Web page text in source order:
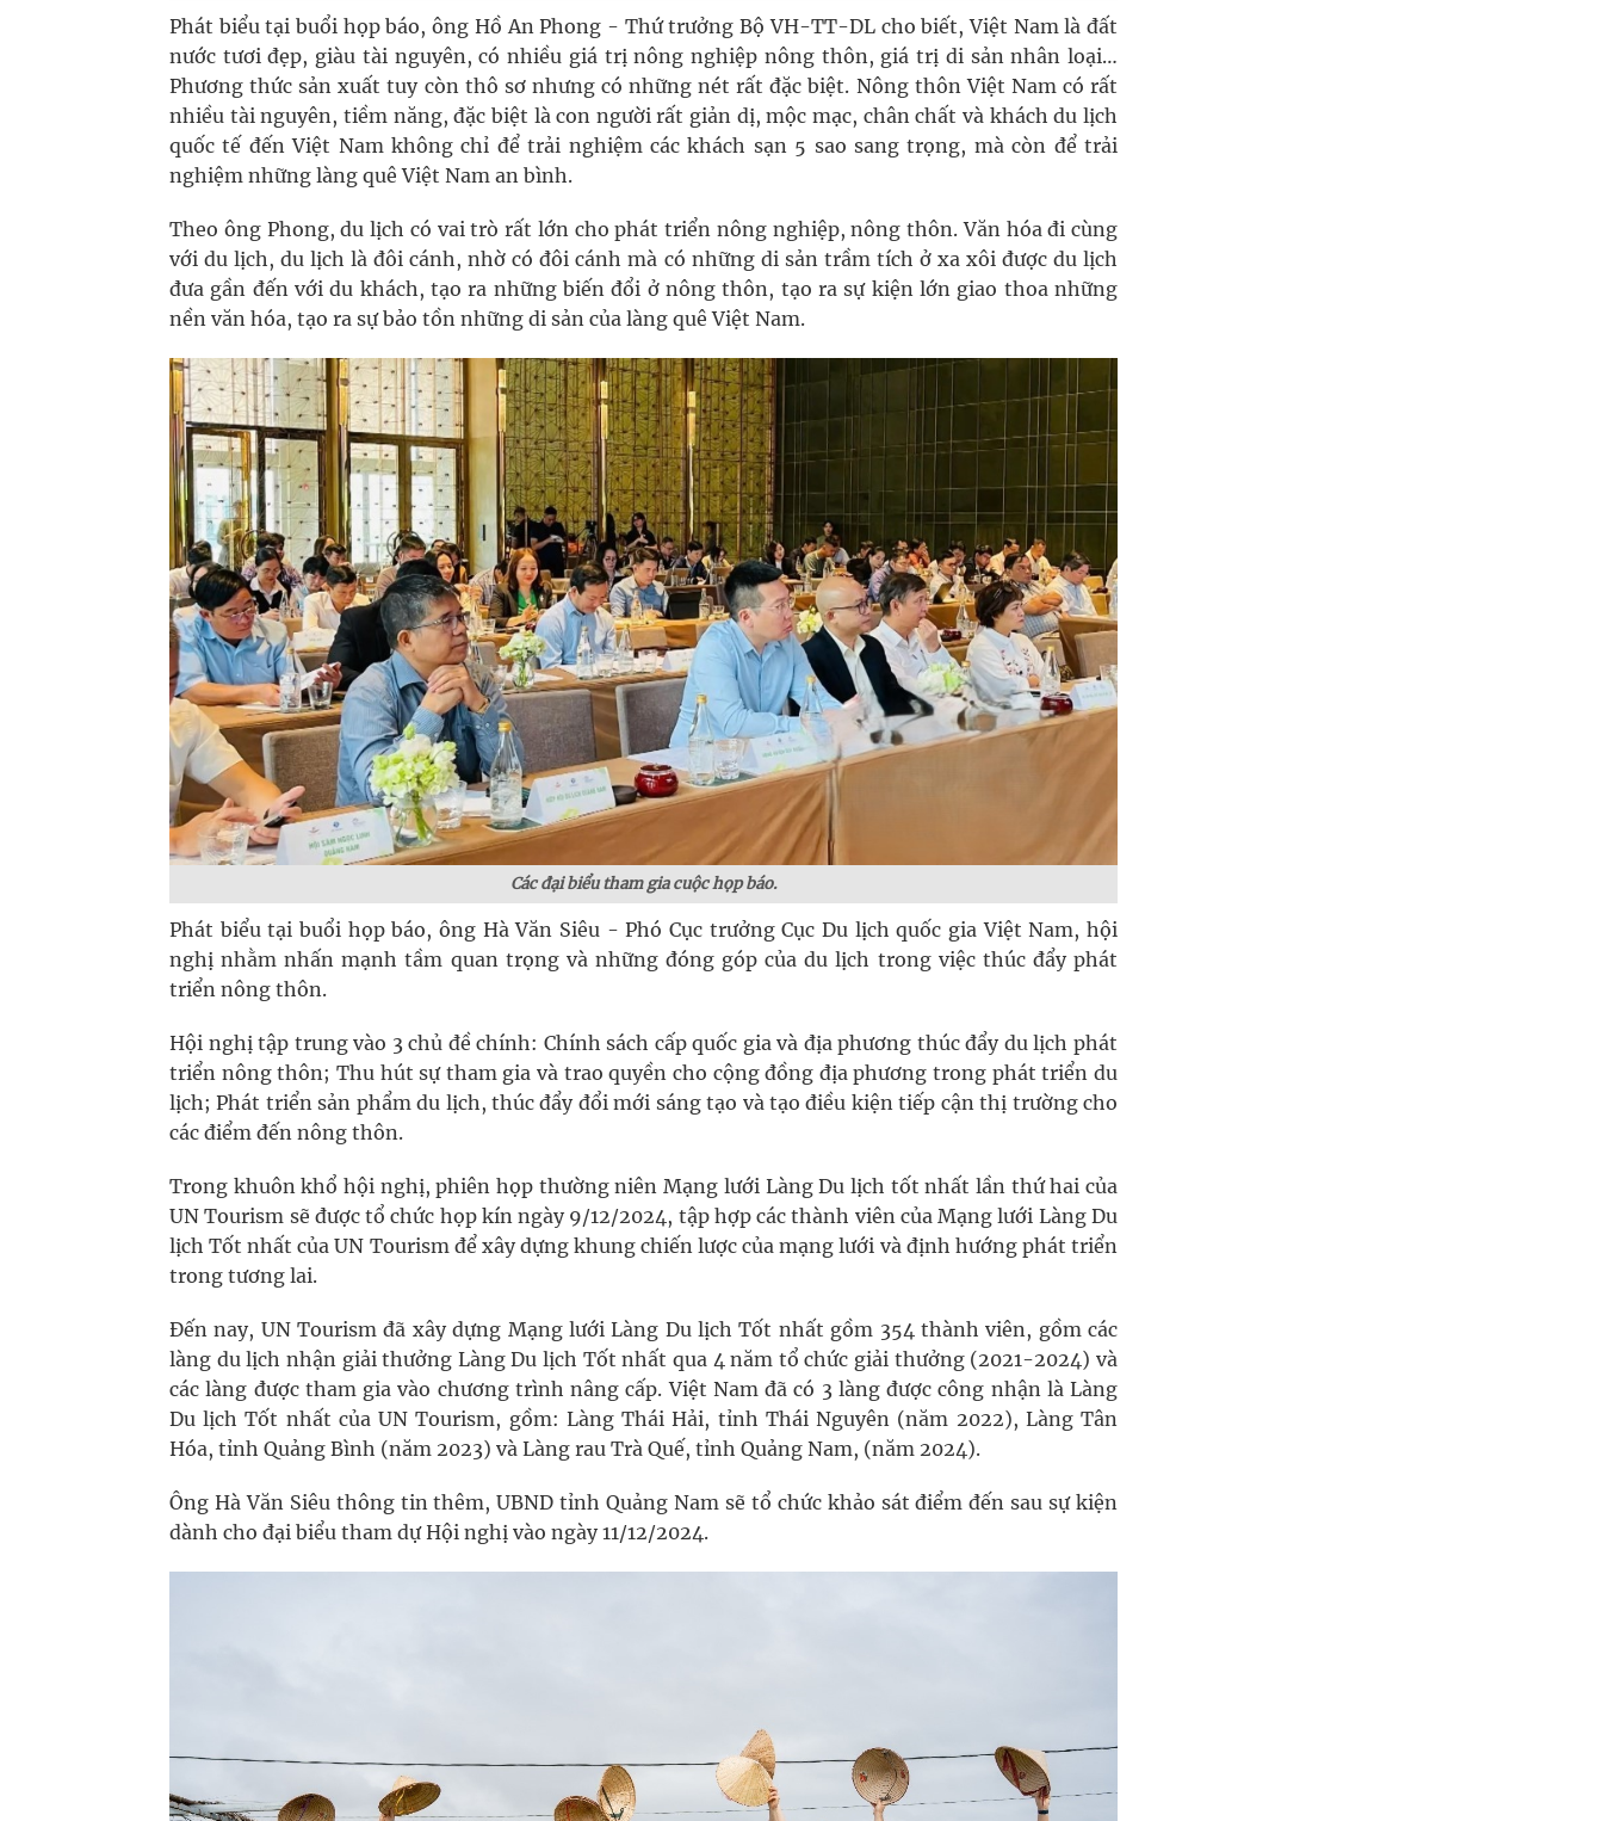
Phát biểu tại buổi họp báo, ông Hồ An Phong - Thứ trưởng Bộ VH-TT-DL cho biết, Việt Nam là đất
nước tươi đẹp, giàu tài nguyên, có nhiều giá trị nông nghiệp nông thôn, giá trị di sản nhân loại…
Phương thức sản xuất tuy còn thô sơ nhưng có những nét rất đặc biệt. Nông thôn Việt Nam có rất
nhiều tài nguyên, tiềm năng, đặc biệt là con người rất giản dị, mộc mạc, chân chất và khách du lịch
quốc tế đến Việt Nam không chỉ để trải nghiệm các khách sạn 5 sao sang trọng, mà còn để trải
nghiệm những làng quê Việt Nam an bình.
Theo ông Phong, du lịch có vai trò rất lớn cho phát triển nông nghiệp, nông thôn. Văn hóa đi cùng
với du lịch, du lịch là đôi cánh, nhờ có đôi cánh mà có những di sản trầm tích ở xa xôi được du lịch
đưa gần đến với du khách, tạo ra những biến đổi ở nông thôn, tạo ra sự kiện lớn giao thoa những
nền văn hóa, tạo ra sự bảo tồn những di sản của làng quê Việt Nam.
Các đại biểu tham gia cuộc họp báo.
Phát biểu tại buổi họp báo, ông Hà Văn Siêu - Phó Cục trưởng Cục Du lịch quốc gia Việt Nam, hội
nghị nhằm nhấn mạnh tầm quan trọng và những đóng góp của du lịch trong việc thúc đẩy phát
triển nông thôn.
Hội nghị tập trung vào 3 chủ đề chính: Chính sách cấp quốc gia và địa phương thúc đẩy du lịch phát
triển nông thôn; Thu hút sự tham gia và trao quyền cho cộng đồng địa phương trong phát triển du
lịch; Phát triển sản phẩm du lịch, thúc đẩy đổi mới sáng tạo và tạo điều kiện tiếp cận thị trường cho
các điểm đến nông thôn.
Trong khuôn khổ hội nghị, phiên họp thường niên Mạng lưới Làng Du lịch tốt nhất lần thứ hai của
UN Tourism sẽ được tổ chức họp kín ngày 9/12/2024, tập hợp các thành viên của Mạng lưới Làng Du
lịch Tốt nhất của UN Tourism để xây dựng khung chiến lược của mạng lưới và định hướng phát triển
trong tương lai.
Đến nay, UN Tourism đã xây dựng Mạng lưới Làng Du lịch Tốt nhất gồm 354 thành viên, gồm các
làng du lịch nhận giải thưởng Làng Du lịch Tốt nhất qua 4 năm tổ chức giải thưởng (2021-2024) và
các làng được tham gia vào chương trình nâng cấp. Việt Nam đã có 3 làng được công nhận là Làng
Du lịch Tốt nhất của UN Tourism, gồm: Làng Thái Hải, tỉnh Thái Nguyên (năm 2022), Làng Tân
Hóa, tỉnh Quảng Bình (năm 2023) và Làng rau Trà Quế, tỉnh Quảng Nam, (năm 2024).
Ông Hà Văn Siêu thông tin thêm, UBND tỉnh Quảng Nam sẽ tổ chức khảo sát điểm đến sau sự kiện
dành cho đại biểu tham dự Hội nghị vào ngày 11/12/2024.